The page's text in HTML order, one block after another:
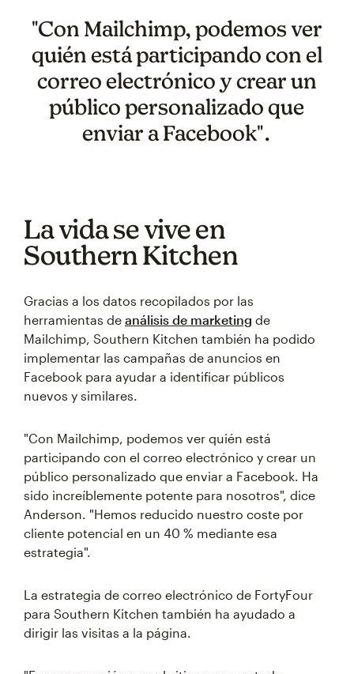
"Con Mailchimp, podemos ver
quién está participando con el
correo electrónico y crear un
público personalizado que
enviar a Facebook".
La vida se vive en
Southern Kitchen
Gracias a los datos recopilados por las
herramientas de análisis de marketing de
Mailchimp, Southern Kitchen también ha podido
implementar las campañas de anuncios en
Facebook para ayudar a identificar públicos
nuevos y similares.
"Con Mailchimp, podemos ver quién está
participando con el correo electrónico y crear un
público personalizado que enviar a Facebook. Ha
sido increíblemente potente para nosotros", dice
Anderson. "Hemos reducido nuestro coste por
cliente potencial en un 40 % mediante esa
estrategia".
La estrategia de correo electrónico de FortyFour
para Southern Kitchen también ha ayudado a
dirigir las visitas a la página.